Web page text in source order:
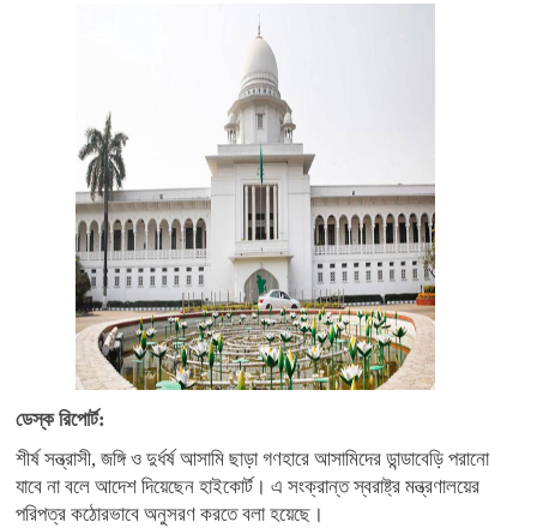
ডেস্ক রিপোর্ট:
শীর্ষ সন্ত্রাসী, জঙ্গি ও দুর্ধর্ষ আসামি ছাড়া গণহারে আসামিদের ডান্ডাবেড়ি পরানো
যাবে না বলে আদেশ দিয়েছেন হাইকোর্ট। এ সংক্রান্ত স্বরাষ্ট্র মন্ত্রণালয়ের
পরিপত্র কঠোরভাবে অনুসরণ করতে বলা হয়েছে।